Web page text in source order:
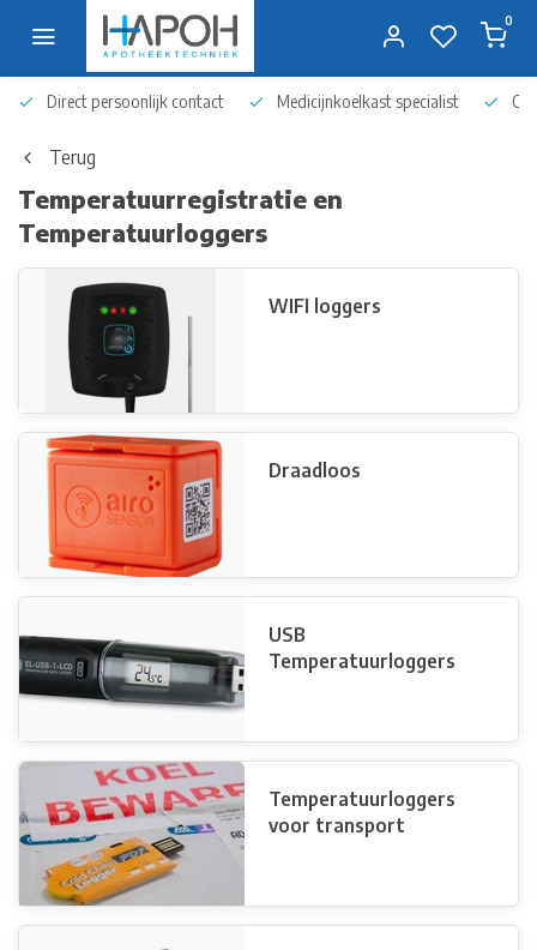
0
Direct persoonlijk contact Medicijnkoelkast specialist Op
Terug
Temperatuurregistratie en
Temperatuurloggers
WIFI loggers
Draadloos
USB
Temperatuurloggers
Temperatuurloggers
voor transport